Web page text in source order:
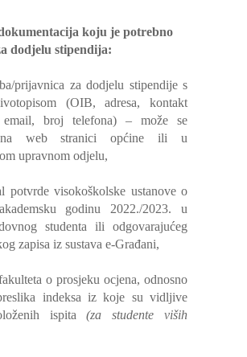
koju je potrebno
dodjelu stipendija:
prijavnica za dodjelu stipendije s
(OIB, adresa, kontakt
broj telefona) – može se
na web stranici općine ili u
upravnom odjelu,
potvrde visokoškolske ustanove o
godinu 2022./2023. u
studenta ili odgovarajućeg
zapisa iz sustava e-Građani,
o prosjeku ocjena, odnosno
indeksa iz koje su vidljive
ispita(za studente viših